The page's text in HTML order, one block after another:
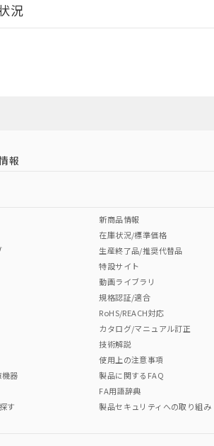
・凡例
項・凡例
Hg Cr(VI)
の記載がされた商品であっても、流通在庫
は、弊社営業部門もしくは販売店へお問い合
況
（ノルウェー
報
器
す
新商品情報
在庫状況/標準価格
生産終了品/推奨代替品
特設サイト
動画ライブラリ
規格認証/適合
RoHS/REACH対応
カタログ/マニュアル訂正
技術解説
使用上の注意事項
製品に関するFAQ
FA用語辞典
製品セキュリティへの取り組み